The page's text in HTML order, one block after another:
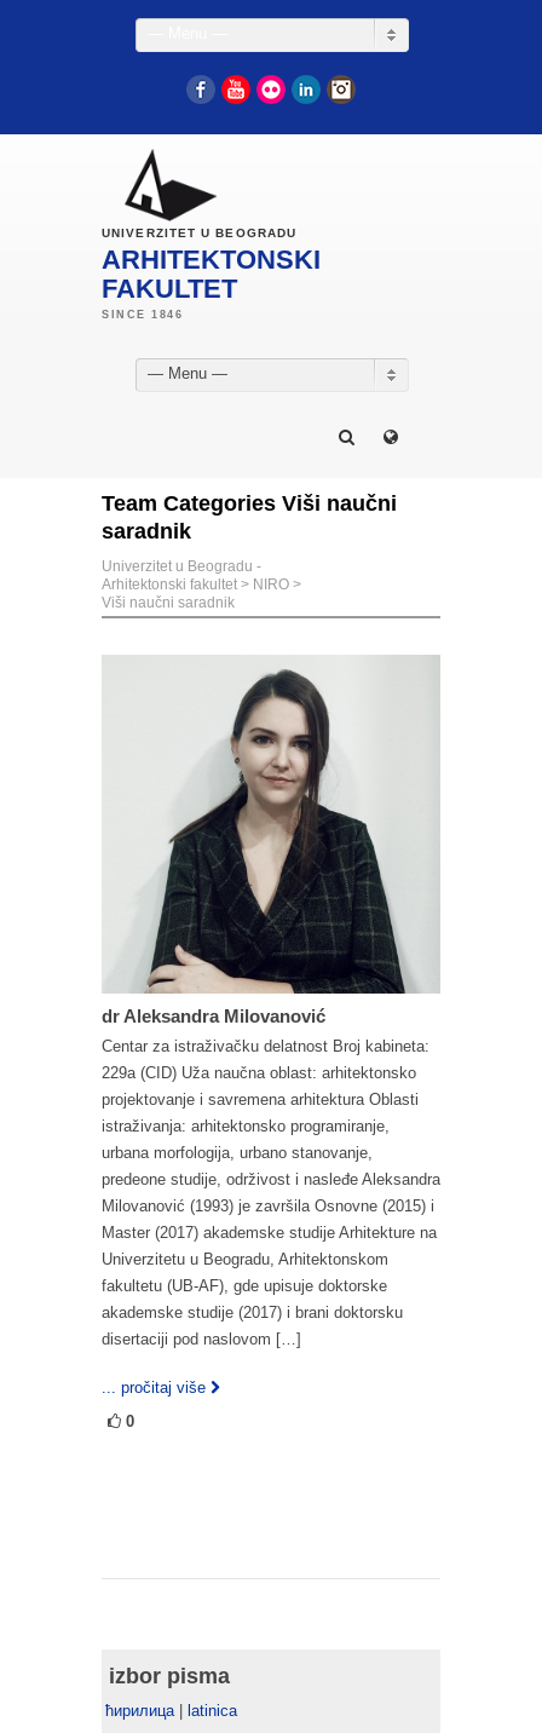
FacebookYouTube
Flickr LinkedIn
UNIVERZITET U BEOGRADU
ARHITEKTONSKI
FAKULTET
— Menu —
Team Categories Viši naučni
saradnik
Univerzitet u Beogradu -
Arhitektonski fakultet > NIRO >
Viši naučni saradnik
dr Aleksandra Milovanović
Centar za istraživačku delatnost Broj kabineta:
229a (CID) Uža naučna oblast: arhitektonsko
projektovanje i savremena arhitektura Oblasti
istraživanja: arhitektonsko programiranje,
urbana morfologija, urbano stanovanje,
predeone studije, održivost i nasleđe Aleksandra
Milovanović (1993) je završila Osnovne (2015) i
Master (2017) akademske studije Arhitekture na
Univerzitetu u Beogradu, Arhitektonskom
fakultetu (UB-AF), gde upisuje doktorske
akademske studije (2017) i brani doktorsku
disertaciji pod naslovom […]
... pročitaj više
0
izbor pisma
ћирилица| latinica